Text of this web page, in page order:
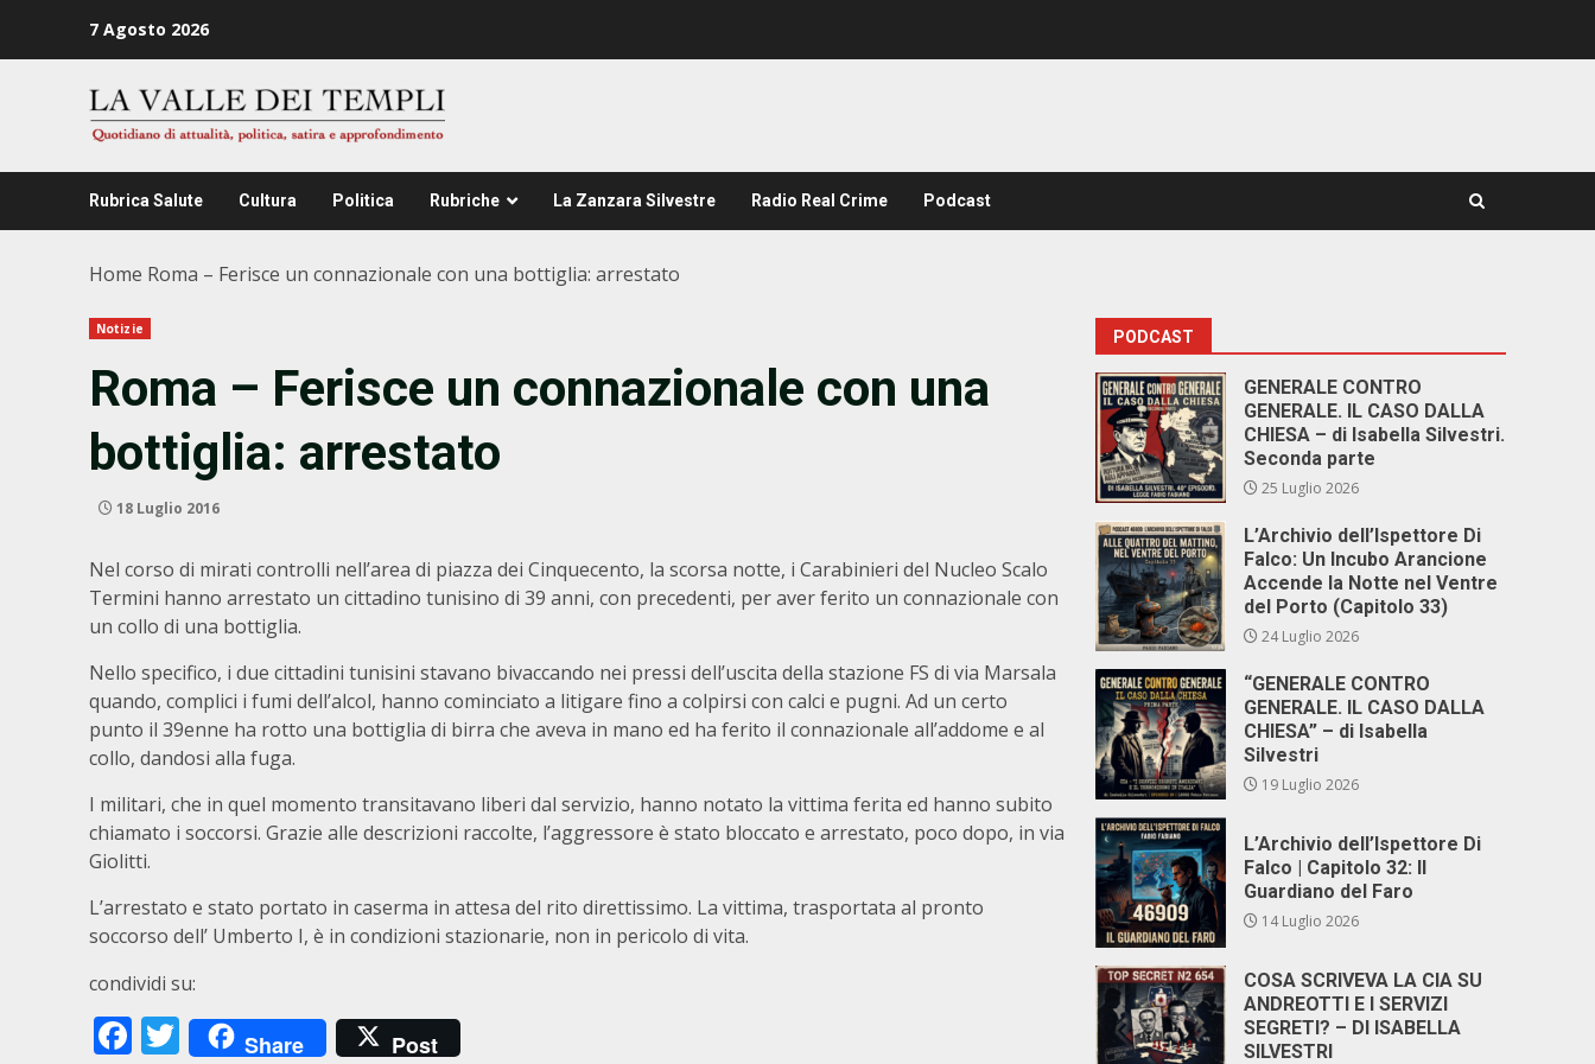
7 Agosto 2026
Rubrica Salute Cultura Politica Rubriche La Zanzara Silvestre Radio Real Crime Podcast
Home Roma – Ferisce un connazionale con una bottiglia: arrestato
Notizie
Roma – Ferisce un connazionale con una
bottiglia: arrestato
18 Luglio 2016
Nel corso di mirati controlli nell’area di piazza dei Cinquecento, la scorsa notte, i Carabinieri del Nucleo Scalo
Termini hanno arrestato un cittadino tunisino di 39 anni, con precedenti, per aver ferito un connazionale con
un collo di una bottiglia.
Nello specifico, i due cittadini tunisini stavano bivaccando nei pressi dell’uscita della stazione FS di via Marsala
quando, complici i fumi dell’alcol, hanno cominciato a litigare fino a colpirsi con calci e pugni. Ad un certo
punto il 39enne ha rotto una bottiglia di birra che aveva in mano ed ha ferito il connazionale all’addome e al
collo, dandosi alla fuga.
I militari, che in quel momento transitavano liberi dal servizio, hanno notato la vittima ferita ed hanno subito
chiamato i soccorsi. Grazie alle descrizioni raccolte, l’aggressore è stato bloccato e arrestato, poco dopo, in via
Giolitti.
L’arrestato e stato portato in caserma in attesa del rito direttissimo. La vittima, trasportata al pronto
soccorso dell’ Umberto I, è in condizioni stazionarie, non in pericolo di vita.
condividi su:
Facebook
Twitter
Share Post
PODCAST
GENERALE CONTRO
GENERALE. IL CASO DALLA
CHIESA – di Isabella Silvestri.
Seconda parte
25 Luglio 2026
L’Archivio dell’Ispettore Di
Falco: Un Incubo Arancione
Accende la Notte nel Ventre
del Porto (Capitolo 33)
24 Luglio 2026
“GENERALE CONTRO
GENERALE. IL CASO DALLA
CHIESA” – di Isabella
Silvestri
19 Luglio 2026
L’Archivio dell’Ispettore Di
Falco | Capitolo 32: Il
Guardiano del Faro
14 Luglio 2026
COSA SCRIVEVA LA CIA SU
ANDREOTTI E I SERVIZI
SEGRETI? – DI ISABELLA
SILVESTRI